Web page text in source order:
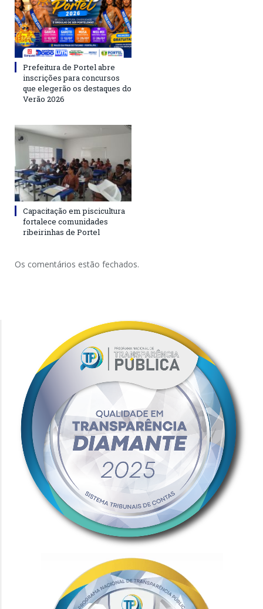
Prefeitura de Portel abre
inscrições para concursos
que elegerão os destaques do
Verão 2026
Capacitação em piscicultura
fortalece comunidades
ribeirinhas de Portel
Os comentários estão fechados.